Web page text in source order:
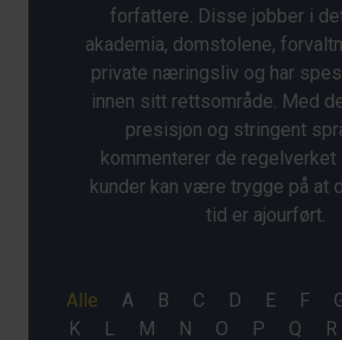
forfattere. Disse jobber i
akademia, domstolene,
private næringsliv og har
innen sitt rettsområde. Med
presisjon og stringent
kommenterer de regelverket
kunder kan være trygge på at
tid er ajourført.